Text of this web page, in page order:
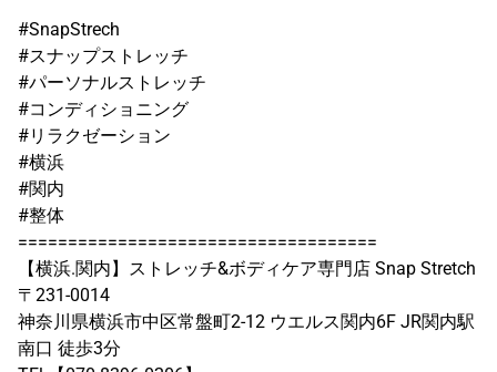
#SnapStrech
#スナップストレッチ
#パーソナルストレッチ
#コンディショニング
#リラクゼーション
#横浜
#関内
#整体
====================================
【横浜.関内】ストレッチ&ボディケア専門店 Snap Stretch
〒231-0014
神奈川県横浜市中区常盤町2-12 ウエルス関内6F JR関内駅
南口 徒歩3分